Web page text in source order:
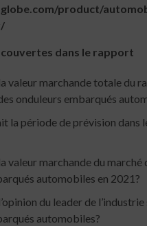
product/
dans le rapport
valeur marchande totale du
onduleurs embarqués
la période de prévision dans
valeur marchande du marché
automobiles en 2021?
du leader de l’industrie
automobiles?